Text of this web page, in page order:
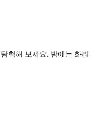
험해 보세요. 밤에는 화려